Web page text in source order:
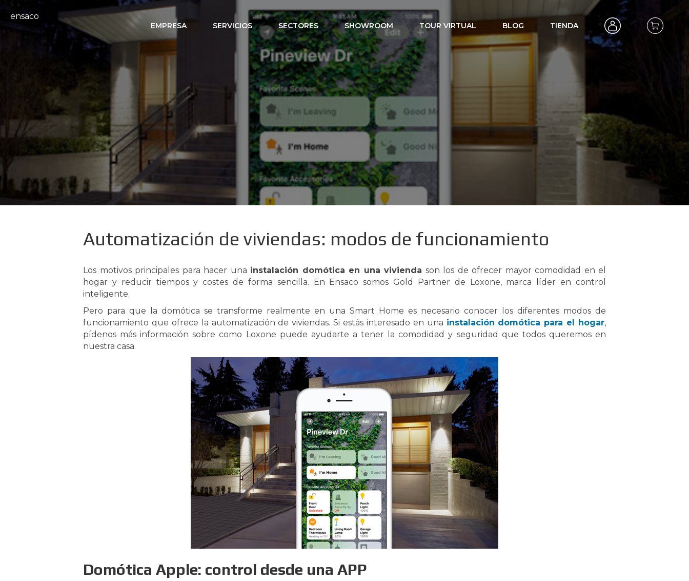
ensaco
EMPRESA SERVICIOS SECTORES SHOWROOM TOUR VIRTUAL BLOG TIENDA
Automatización de viviendas: modos de funcionamiento
Los motivos principales para hacer una instalación domótica en una vivienda son los de ofrecer mayor comodidad en el
hogar y reducir tiempos y costes de forma sencilla. En Ensaco somos Gold Partner de Loxone, marca líder en control
inteligente.
Pero para que la domótica se transforme realmente en una Smart Home es necesario conocer los diferentes modos de
funcionamiento que ofrece la automatización de viviendas. Si estás interesado en una instalación domótica para el hogar,
pídenos más información sobre como Loxone puede ayudarte a tener la comodidad y seguridad que todos queremos en
nuestra casa.
Domótica Apple: control desde una APP